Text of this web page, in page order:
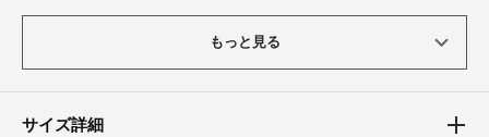
※生産コストの関係上、2024年4月3日より価格改定を行っております。予め
ご了承下さい
体型カバーポイント
もっと見る
サイズ詳細